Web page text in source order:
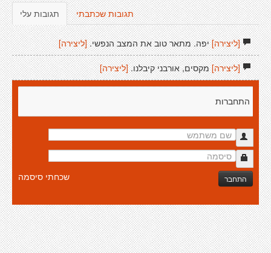
תגובות עלי תגובות שכתבתי
[ליצירה]יפה. מתאר טוב את המצב הנפשי. [ליצירה]
[ליצירה]מקסים, אורבני קיבלנו. [ליצירה]
התחברות
התחבר שכחתי סיסמה